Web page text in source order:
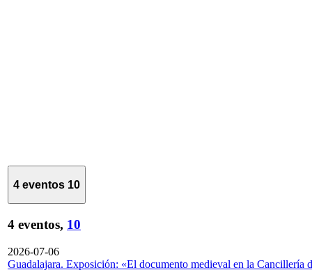
4 eventos 10
4 eventos, 10
2026-07-06
Guadalajara. Exposición: «El documento medieval en la Cancillería